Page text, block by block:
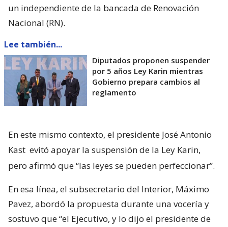
un independiente de la bancada de Renovación
Nacional (RN).
Lee también...
Diputados proponen suspender
por 5 años Ley Karin mientras
Gobierno prepara cambios al
reglamento
En este mismo contexto, el presidente José Antonio
Kast evitó apoyar la suspensión de la Ley Karin,
pero afirmó que “las leyes se pueden perfeccionar”.
En esa línea, el subsecretario del Interior, Máximo
Pavez, abordó la propuesta durante una vocería y
sostuvo que “el Ejecutivo, y lo dijo el presidente de